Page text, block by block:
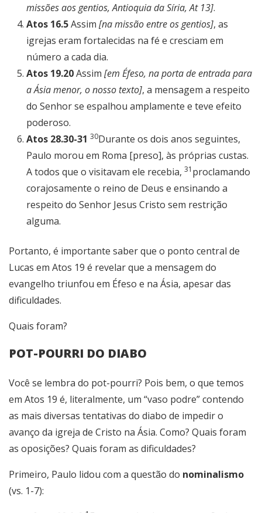
missões aos gentios, Antioquia da Síria, At 13].
Atos 16.5Assim [na missão entre os gentios], as
igrejas eram fortalecidas na fé e cresciam em
número a cada dia.
Atos 19.20Assim [em Éfeso, na porta de entrada para
a Ásia menor, o nosso texto], a mensagem a respeito
do Senhor se espalhou amplamente e teve efeito
poderoso.
Atos 28.30-31 30Durante os dois anos seguintes,
Paulo morou em Roma [preso], às próprias custas.
A todos que o visitavam ele recebia, 31 proclamando
corajosamente o reino de Deus e ensinando a
respeito do Senhor Jesus Cristo sem restrição
alguma.
Portanto, é importante saber que o ponto central de
Lucas em Atos 19 é revelar que a mensagem do
evangelho triunfou em Éfeso e na Ásia, apesar das
dificuldades.
Quais foram?
POT-POURRI DO DIABO
Você se lembra do pot-pourri? Pois bem, o que temos
em Atos 19 é, literalmente, um “vaso podre” contendo
as mais diversas tentativas do diabo de impedir o
avanço da igreja de Cristo na Ásia. Como? Quais foram
as oposições? Quais foram as dificuldades?
Primeiro, Paulo lidou com a questão do nominalismo
(vs. 1-7):